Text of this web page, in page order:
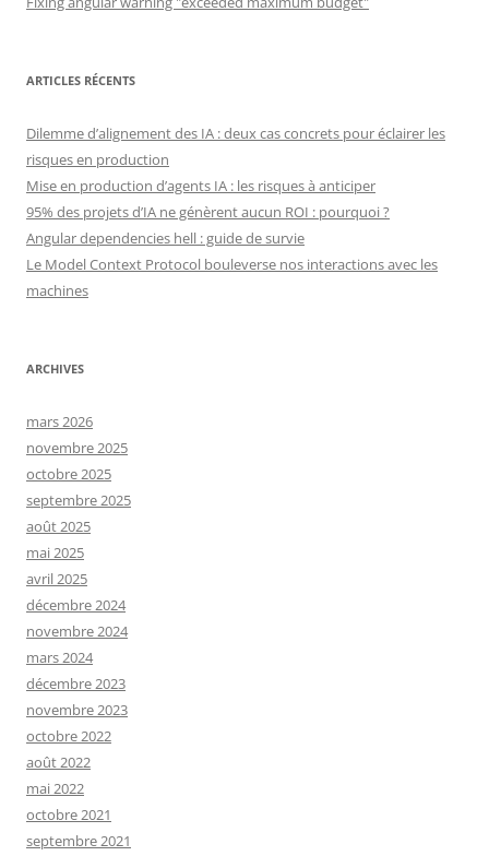
ARTICLES RÉCENTS
Dilemme d’alignement des IA : deux cas concrets pour éclairer les
risques en production
Mise en production d’agents IA : les risques à anticiper
95% des projets d’IA ne génèrent aucun ROI : pourquoi ?
Angular dependencies hell : guide de survie
Le Model Context Protocol bouleverse nos interactions avec les
machines
ARCHIVES
mars 2026
novembre 2025
octobre 2025
septembre 2025
août 2025
mai 2025
avril 2025
décembre 2024
novembre 2024
mars 2024
décembre 2023
novembre 2023
octobre 2022
août 2022
mai 2022
octobre 2021
septembre 2021